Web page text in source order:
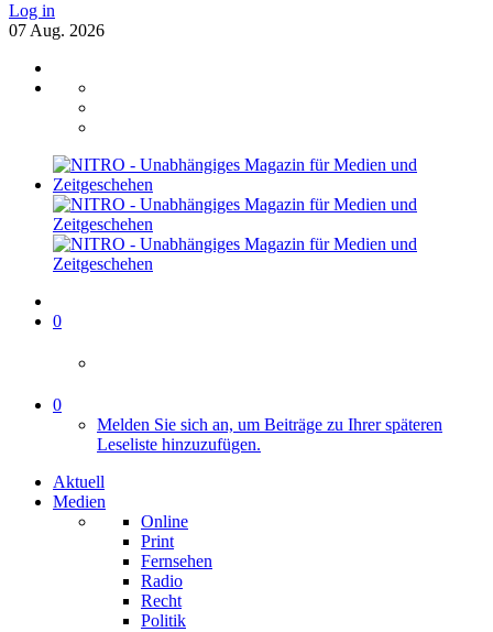
Log in
07 Aug. 2026
0
0
Melden Sie sich an, um Beiträge zu Ihrer späteren
Leseliste hinzuzufügen.
Aktuell
Medien
Online
Print
Fernsehen
Radio
Recht
Politik